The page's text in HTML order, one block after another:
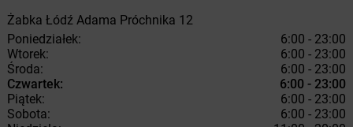
Żabka Łódź Adama Próchnika 12
Poniedziałek:
6:00 - 23:00
Wtorek:
6:00 - 23:00
Środa:
6:00 - 23:00
Czwartek:
6:00 - 23:00
Piątek:
6:00 - 23:00
Sobota:
6:00 - 23:00